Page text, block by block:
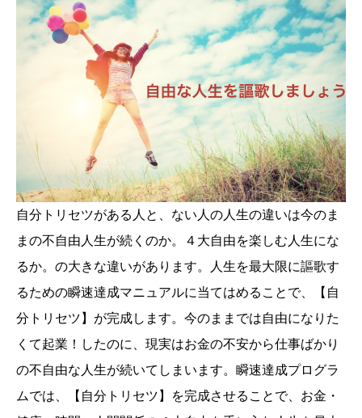
自分トリセツがある人と、ない人の人生の違いは今のま
まの不自由人生が続くのか。４大自由を楽しむ人生にな
るか。の大きな違いがあります。人生を最大限に謳歌す
るための瞬速達成マニュアルに当てはめることで、【自
分トリセツ】が完成します。今のままでは自由になりた
くて起業！したのに、現実はお金の不安から仕事ばかり
の不自由な人生が続いてしまいます。瞬速達成プログラ
ムでは、【自分トリセツ】を完成させることで、お金・